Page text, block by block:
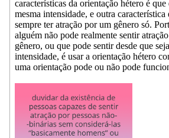
características da orientação hétero é que
mesma intensidade, e outra característica
sempre ter atração por um gênero só.
alguém não pode realmente sentir
gênero, ou que pode sentir desde que
intensidade, é usar a orientação hétero
uma orientação pode ou não pode